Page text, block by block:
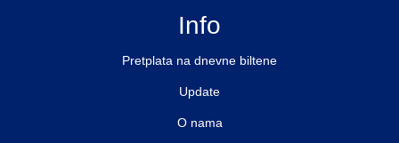
Info
Pretplata na dnevne biltene
Update
O nama